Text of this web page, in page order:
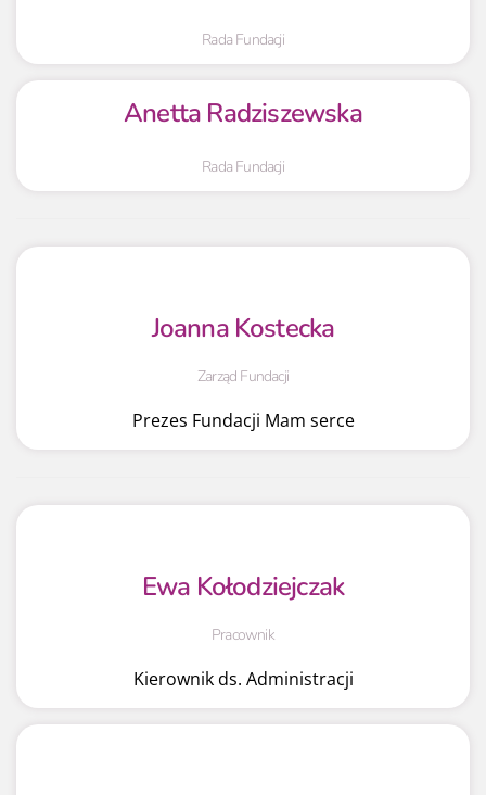
Rada Fundacji
Anetta Radziszewska
Rada Fundacji
Joanna Kostecka
Zarząd Fundacji
Prezes Fundacji Mam serce
Ewa Kołodziejczak
Pracownik
Kierownik ds. Administracji